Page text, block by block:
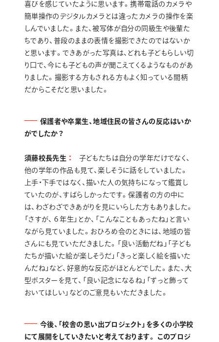
喜びを感じていたように思います。携帯電話のカメラや
簡単操作のデジタルカメラとは違ったカメラの操作を楽
しんでいました。また、被写体が自分の同級生や後輩た
ちであり、普段のままの表情を撮影できたのではないか
と思います。できあがった写真は、どれも子どもらしい切
り口で、今にも子どもの声が聞こえてくるようなものがあ
りました。撮影する方もされる方もよく知っている間柄
だからこそだと思いました。
保護者や卒業生、地域住民の皆さんの反応はいか
がでしたか？
須藤校長先生
子どもたちは自分の学年だけでなく、
他の学年の作品も見て、楽しそうに話をしていました。
上手・下手ではなく、描いた人の気持ちになって鑑賞し
ていたのが、すばらしかったです。保護者の方の中に
は、わざわざできあがりを見にいらした方もありました。
「さすが、６年生」とか、「こんなこともあったね」と言い
ながら見ていました。おひろめ会のときには、地域の皆
さんにも見ていただきました。「良い活動だね」「子ども
たちが描いた絵が楽しそうだ」「きっと楽しく絵を描いた
んだね」など、好意的な反応がほとんどでした。また、大
型ポスターを見て、「良い記念になるね」「ずっと飾って
おいてほしい」などのご意見もいただきました。
今後、「校舎の思い出プロジェクト」を多くの小学校
にて展開をしていきたいと考えております。 このプロジ